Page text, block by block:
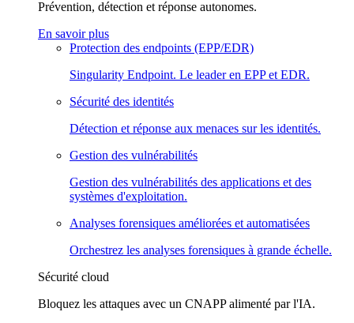
Prévention, détection et réponse autonomes.
En savoir plus
Protection des endpoints (EPP/EDR)
Singularity Endpoint. Le leader en EPP et EDR.
Sécurité des identités
Détection et réponse aux menaces sur les identités.
Gestion des vulnérabilités
Gestion des vulnérabilités des applications et des
systèmes d'exploitation.
Analyses forensiques améliorées et automatisées
Orchestrez les analyses forensiques à grande échelle.
Sécurité cloud
Bloquez les attaques avec un CNAPP alimenté par l'IA.